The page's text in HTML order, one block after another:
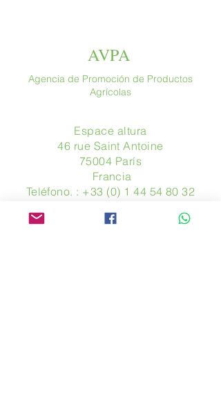
AVPA
Agencia de Promoción de Productos
Agrícolas
Espace altura
46 rue Saint Antoine
75004 París
​ Francia
Teléfono. : +33 (0) 1 44 54 80 32
www.avpa.fr